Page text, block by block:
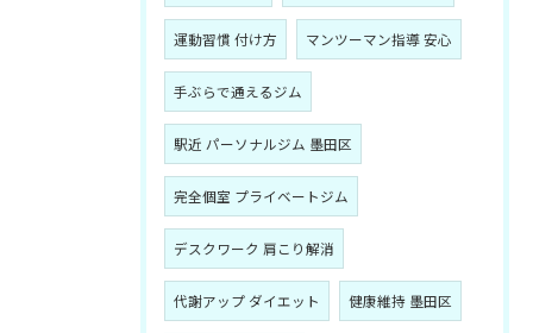
運動習慣 付け方 マンツーマン指導 安心
手ぶらで通えるジム
駅近 パーソナルジム 墨田区
完全個室 プライベートジム
デスクワーク 肩こり解消
代謝アップ ダイエット 健康維持 墨田区